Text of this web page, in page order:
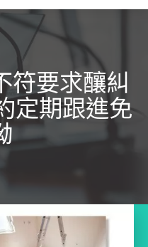
符要求釀糾
定期跟進免